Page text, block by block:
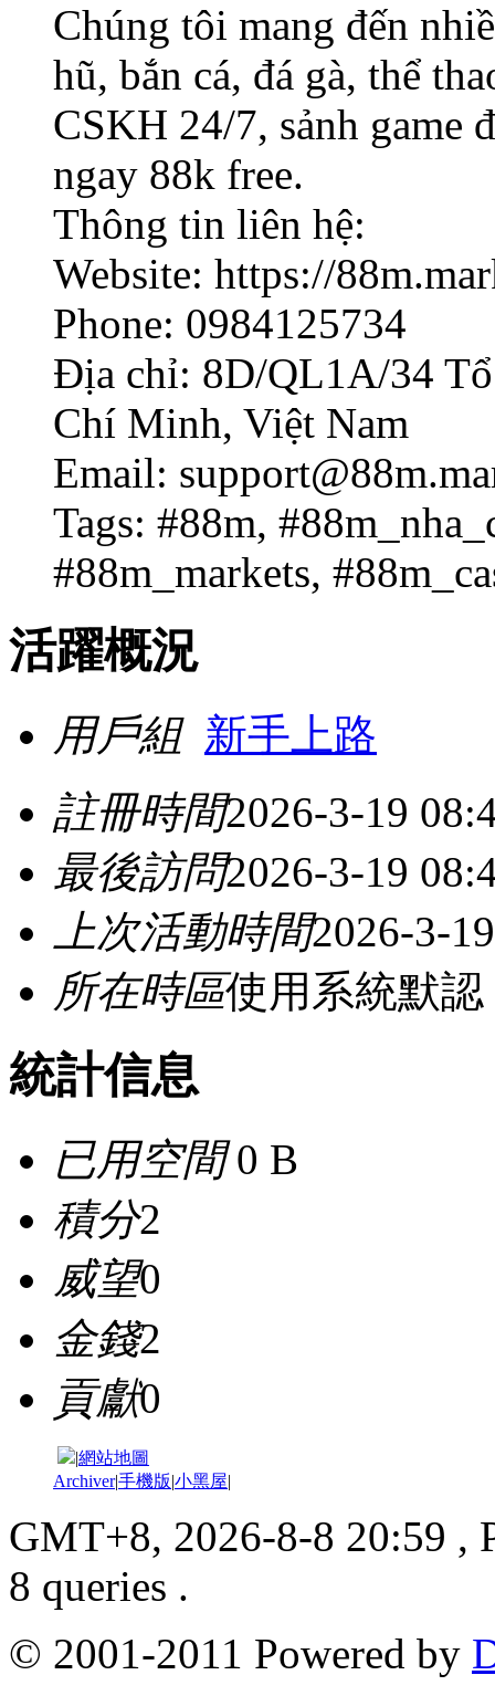
Chúng tôi mang đến
hũ, bắn cá, đá gà, thể
CSKH 24/7, sảnh game
ngay 88k free.
Thông tin liên hệ:
Website: https://
Phone: 0984125734
Địa chỉ: 8D/QL1A/34
Chí Minh, Việt Nam
Email:
Tags: #88m,
#88m_markets,
活躍概況
用戶組 新手上路
註冊時間2026-3-19
最後訪問2026-3-19
上次活動時間2026-3-
所在時區使用系統默認
統計信息
已用空間0 B
積分2
威望0
金錢2
貢獻0
|網站地圖
Archiver|手機版|小黑屋|
GMT+8, 2026-8-8 20:59 ,
8 queries .
© 2001-2011 Powered by